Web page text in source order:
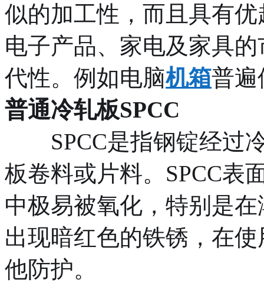
似的加工性，而且具有
电子产品、家电及家具
代性。例如电脑机箱普遍
普通冷轧板SPCC
SPCC是指钢锭经过冷
板卷料或片料。SPCC表
中极易被氧化，特别是
出现暗红色的铁锈，在
他防护。